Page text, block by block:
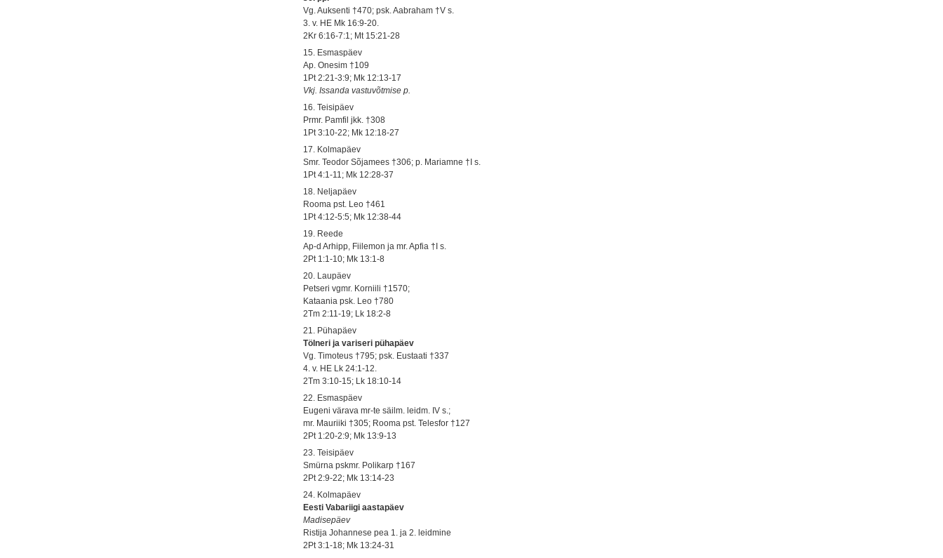
Vg. Auksenti †470; psk. Aabraham †V s.
3. v. HE Mk 16:9-20.
2Kr 6:16-7:1; Mt 15:21-28
15. Esmaspäev
Ap. Onesim †109
1Pt 2:21-3:9; Mk 12:13-17
Vkj. Issanda vastuvõtmise p.
16. Teisipäev
Prmr. Pamfil jkk. †308
1Pt 3:10-22; Mk 12:18-27
17. Kolmapäev
Smr. Teodor Sõjamees †306; p. Mariamne †I s.
1Pt 4:1-11; Mk 12:28-37
18. Neljapäev
Rooma pst. Leo †461
1Pt 4:12-5:5; Mk 12:38-44
19. Reede
Ap-d Arhipp, Fiilemon ja mr. Apfia †I s.
2Pt 1:1-10; Mk 13:1-8
20. Laupäev
Petseri vgmr. Korniili †1570;
Kataania psk. Leo †780
2Tm 2:11-19; Lk 18:2-8
21. Pühapäev
Tölneri ja variseri pühapäev
Vg. Timoteus †795; psk. Eustaati †337
4. v. HE Lk 24:1-12.
2Tm 3:10-15; Lk 18:10-14
22. Esmaspäev
Eugeni värava mr-te säilm. leidm. IV s.;
mr. Mauriiki †305; Rooma pst. Telesfor †127
2Pt 1:20-2:9; Mk 13:9-13
23. Teisipäev
Smürna pskmr. Polikarp †167
2Pt 2:9-22; Mk 13:14-23
24. Kolmapäev
Eesti Vabariigi aastapäev
Madisepäev
Ristija Johannese pea 1. ja 2. leidmine
2Pt 3:1-18; Mk 13:24-31